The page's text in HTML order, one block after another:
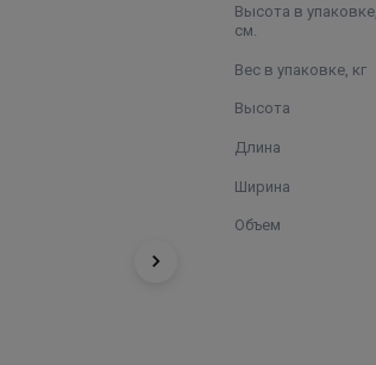
Высота в упаковке,
см.
Вес в упаковке, кг
Высота
Длина
Ширина
Объем